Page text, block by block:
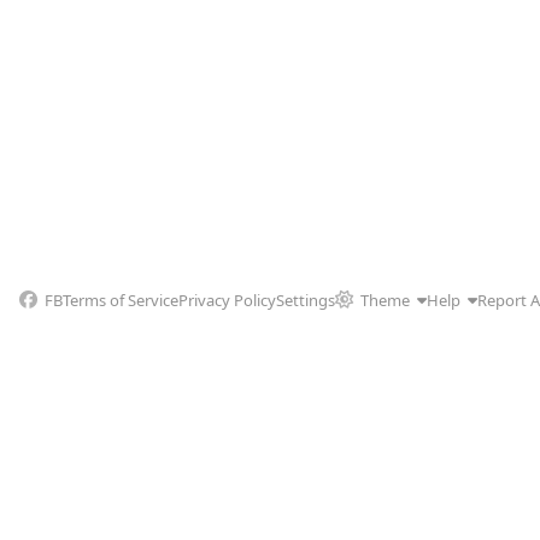
FBTerms of ServicePrivacy PolicySettings Theme Help Report